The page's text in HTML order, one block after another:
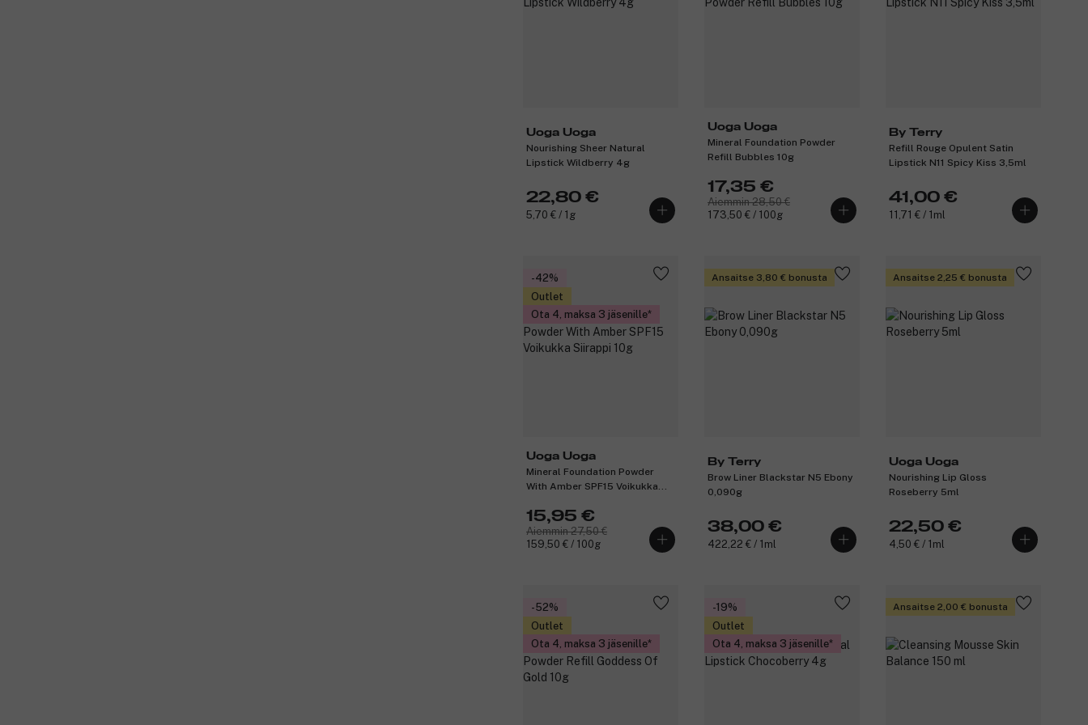
Uoga Uoga
Nourishing Sheer Natural
Lipstick Wildberry 4g
22,80 €
5,70 € / 1g
Uoga Uoga
Mineral Foundation Powder
Refill Bubbles 10g
17,35 €
Aiemmin 28,50 €
173,50 € / 100g
By Terry
Refill Rouge Opulent Satin
Lipstick N11 Spicy Kiss 3,5ml
41,00 €
11,71 € / 1ml
-42%
Outlet
Ota 4, maksa 3 jäsenille
Uoga Uoga
Mineral Foundation Powder
With Amber SPF15 Voikukka
15,95 €
Aiemmin 27,50 €
159,50 € / 100g
Ansaitse 3,80 € bonusta
By Terry
Brow Liner Blackstar N5 Ebony
0,090g
38,00 €
422,22 € / 1ml
Ansaitse 2,25 € bonusta
Uoga Uoga
Nourishing Lip Gloss
Roseberry 5ml
22,50 €
4,50 € / 1ml
-52%
Outlet
Ota 4, maksa 3 jäsenille
-19%
Outlet
Ota 4, maksa 3 jäsenille
Ansaitse 2,00 € bonusta